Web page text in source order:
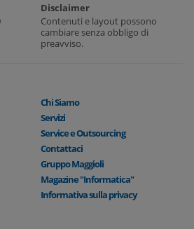
Disclaimer
Contenuti e layout possono
cambiare senza obbligo di
preavviso.
Chi Siamo
Servizi
Service e Outsourcing
Contattaci
Gruppo Maggioli
Magazine "Informatica"
Informativa sulla privacy